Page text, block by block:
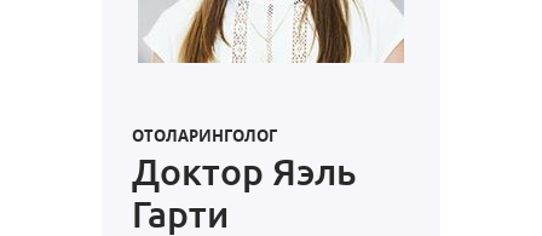
ОТОЛАРИНГОЛОГ
Доктор Яэль
Гарти